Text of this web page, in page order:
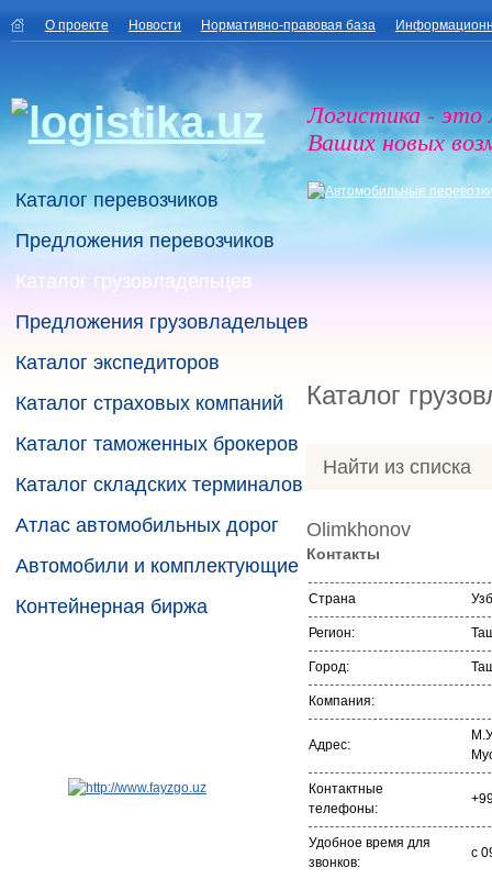
О проекте Новости Нормативно-правовая база
Логистика - это
Ваших новых
Каталог перевозчиков
Предложения перевозчиков
Каталог грузовладельцев
Предложения грузовладельцев
Каталог экспедиторов
Каталог страховых компаний
Каталог таможенных брокеров
Каталог складских терминалов
Атлас автомобильных дорог
Автомобили и комплектующие
Контейнерная биржа
Каталог
Найти из списка
Olimkhonov
Контакты
Страна
Регион:
Город:
Компания:
Адрес:
Контактные
телефоны:
Удобное время для
звонков:
с